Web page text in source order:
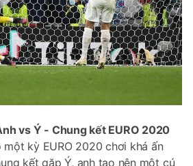
vs Ý - Chung kết EURO 2020
kỳ EURO 2020 chơi khá ấn
kết gặp Ý, anh tạo nên một cú